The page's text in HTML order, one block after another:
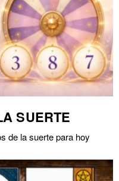
SUERTE
de la suerte para hoy